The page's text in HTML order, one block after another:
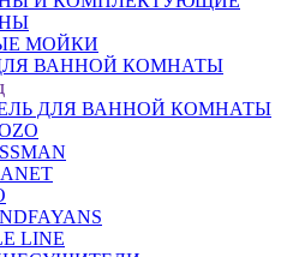
МОЙКИ
ВАННОЙ КОМНАТЫ
ДЛЯ ВАННОЙ КОМНАТЫ
LINE